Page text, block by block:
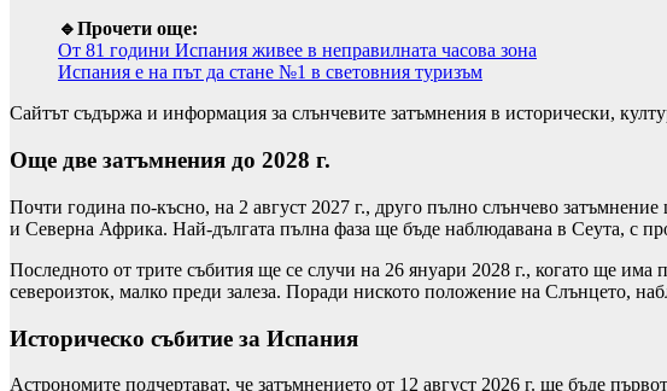
🔹Прочети още:
От 81 години Испания живее в неправилната часова зона
Испания е на път да стане №1 в световния туризъм
Сайтът съдържа и информация за слънчевите затъмнения в исторически,
Още две затъмнения до 2028 г.
Почти година по-късно, на 2 август 2027 г., друго пълно слънчево
и Северна Африка. Най-дългата пълна фаза ще бъде наблюдавана в Сеута, с
Последното от трите събития ще се случи на 26 януари 2028 г., когато ще
североизток, малко преди залеза. Поради ниското положение на Слънцето,
Историческо събитие за Испания
Астрономите подчертават, че затъмнението от 12 август 2026 г. ще бъде